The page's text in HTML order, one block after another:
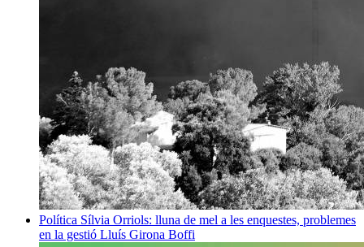
Política Sílvia Orriols: lluna de mel a les enquestes, problemes
en la gestió Lluís Girona Boffi